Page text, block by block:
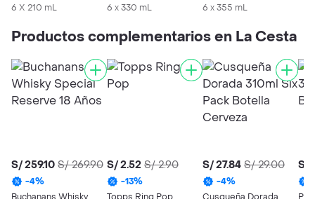
6 X 210 mL
6 x 330 mL
6 x 355 mL
Productos complementarios en La Cesta
S/ 259.10 S/ 269.90
-4%
S/ 2.52 S/ 2.90
-13%
S/ 27.84 S/ 29.00
-4%
S/